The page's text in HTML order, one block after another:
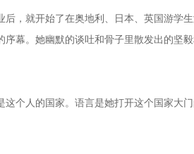
，就开始了在奥地利、日本、英国游学
幕。她幽默的谈吐和骨子里散发出的坚
人的国家。语言是她打开这个国家大